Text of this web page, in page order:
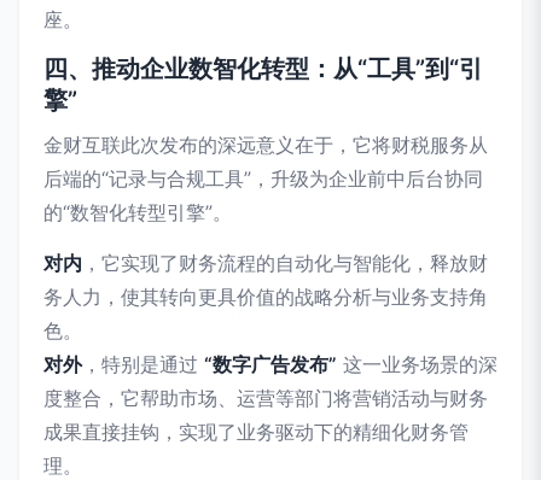
座。
四、推动企业数智化转型：从“工具”到“引
擎”
金财互联此次发布的深远意义在于，它将财税服务从
后端的“记录与合规工具”，升级为企业前中后台协同
的“数智化转型引擎”。
对内 ，它实现了财务流程的自动化与智能化，释放财
务人力，使其转向更具价值的战略分析与业务支持角
色。
对外，特别是通过 “数字广告发布” 这一业务场景的深
度整合，它帮助市场、运营等部门将营销活动与财务
成果直接挂钩，实现了业务驱动下的精细化财务管
理。